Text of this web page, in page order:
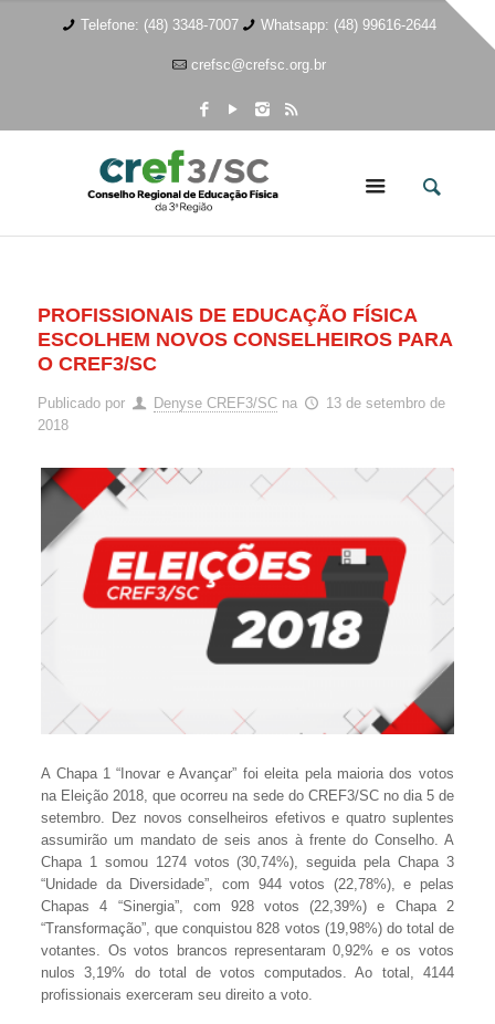
Telefone: (48) 3348-7007 Whatsapp: (48) 99616-2644
crefsc@crefsc.org.br
PROFISSIONAIS DE EDUCAÇÃO FÍSICA
ESCOLHEM NOVOS CONSELHEIROS PARA
O CREF3/SC
Publicado por Denyse CREF3/SC na
13 de setembro de
2018
A Chapa 1 “Inovar e Avançar” foi eleita pela maioria dos votos
na Eleição 2018, que ocorreu na sede do CREF3/SC no dia 5 de
setembro. Dez novos conselheiros efetivos e quatro suplentes
assumirão um mandato de seis anos à frente do Conselho. A
Chapa 1 somou 1274 votos (30,74%), seguida pela Chapa 3
“Unidade da Diversidade”, com 944 votos (22,78%), e pelas
Chapas 4 “Sinergia”, com 928 votos (22,39%) e Chapa 2
“Transformação”, que conquistou 828 votos (19,98%) do total de
votantes. Os votos brancos representaram 0,92% e os votos
nulos 3,19% do total de votos computados. Ao total, 4144
profissionais exerceram seu direito a voto.